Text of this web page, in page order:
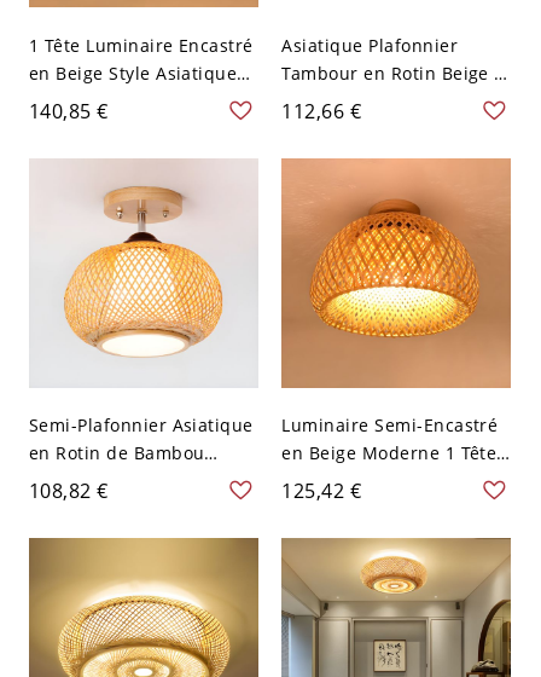
1 Tête Luminaire Encastré
en Beige Style Asiatique
Plafonnier en Bambou
Forme de Lanterne - 110
V-120 V 35,56 cm
140,85 €
Asiatique Plafonnier
Tambour en Rotin Beige 3-
Lumière Lampe Encastrée
pour Chambre - 110 V-120
V 40,64 cm
112,66 €
Semi-Plafonnier Asiatique
en Rotin de Bambou
Lampe Semi-Encastrée en
Beige - 110 V-120 V Grand
Lanterne
108,82 €
Luminaire Semi-Encastré
en Beige Moderne 1 Tête
Semi-Plafonnier Dôme en
Rotin de Bambou - 110 V-
120 V 30,48 cm Bois
125,42 €